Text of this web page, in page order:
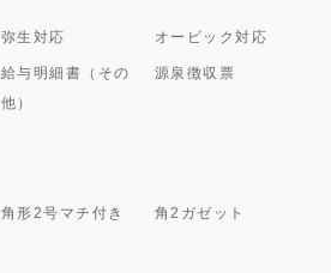
弥生対応 オービック対応
給与明細書（その
他）
源泉徴収票
角形2号マチ付き 角2ガゼット